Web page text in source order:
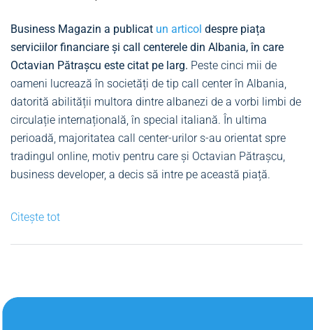
Business Magazin a publicat un articol despre piața
serviciilor financiare și call centerele din Albania, în care
Octavian Pătrașcu este citat pe larg. Peste cinci mii de
oameni lucrează în societăți de tip call center în Albania,
datorită abilității multora dintre albanezi de a vorbi limbi de
circulație internațională, în special italiană. În ultima
perioadă, majoritatea call center-urilor s-au orientat spre
tradingul online, motiv pentru care și Octavian Pătrașcu,
business developer, a decis să intre pe această piață.
Citește tot